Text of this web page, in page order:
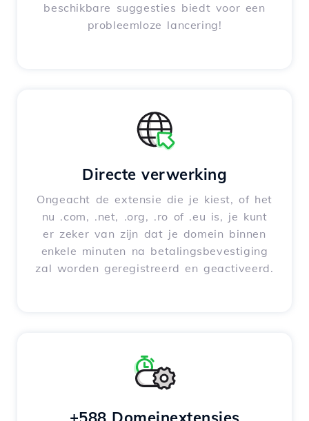
beschikbare suggesties biedt voor een
probleemloze lancering!
Directe verwerking
Ongeacht de extensie die je kiest, of het
nu .com, .net, .org, .ro of .eu is, je kunt
er zeker van zijn dat je domein binnen
enkele minuten na betalingsbevestiging
zal worden geregistreerd en geactiveerd.